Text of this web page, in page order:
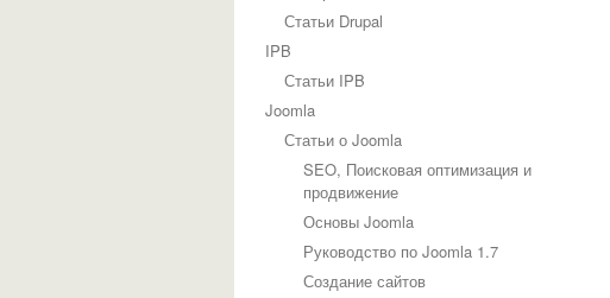
Статьи Drupal
IPB
Статьи IPB
Joomla
Статьи о Joomla
SEO, Поисковая оптимизация и
продвижение
Основы Joomla
Руководство по Joomla 1.7
Создание сайтов